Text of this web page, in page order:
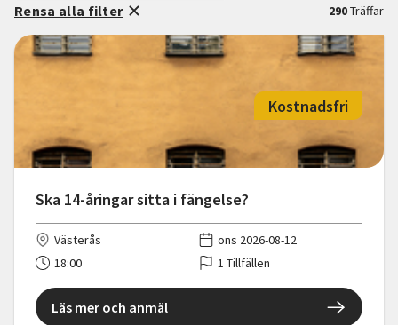
290Träffar
Rensa alla filter
Ska 14-åringar sitta i fängelse?
Kostnadsfri
Västerås
ons 2026-08-12
18:00
1 Tillfällen
Läs mer och anmäl